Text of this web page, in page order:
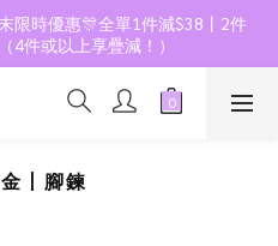
限時優惠🎊全單1件減$38丨2件
4件或以上享疊減！）
丨腳鍊